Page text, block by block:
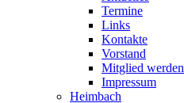
Termine
Links
Kontakte
Vorstand
Mitglied werden
Impressum
Heimbach